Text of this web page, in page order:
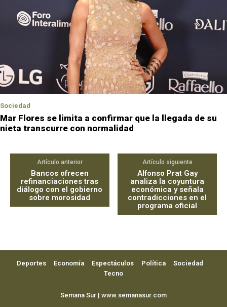
Sociedad
Mar Flores se limita a confirmar que la llegada de su
nieta transcurre con normalidad
Artículo anterior
Bancos ofrecen
refinanciaciones tras
diálogo con el gobierno
sobre morosidad
Artículo siguiente
Alfonso Prat Gay
analiza la coyuntura
económica y señala
contradicciones en el
programa oficial
Deportes Economía Espectáculos Política
Sociedad
Tecno
Semana Sur | www.semanasur.com